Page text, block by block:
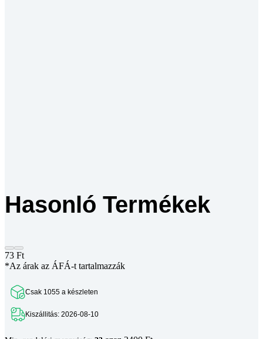
Hasonló Termékek
73 Ft
*Az árak az ÁFÁ-t tartalmazzák
Csak 1055 a készleten
Kiszállitás: 2026-08-10